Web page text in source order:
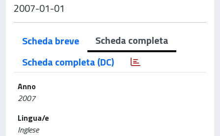
2007-01-01
Scheda breve
Scheda completa
Scheda completa (DC)
Anno
2007
Lingua/e
Inglese